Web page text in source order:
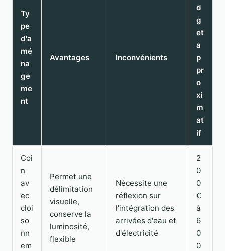
Ty
pe
d'a
mé
na
ge
me
nt
Avantages Inconvénients
d
g
et
a
p
pr
o
xi
m
at
if
Coi
n
av
ec
cloi
so
nn
em
Permet une
délimitation
visuelle,
conserve la
luminosité,
flexible
Nécessite une
réflexion sur
l'intégration des
arrivées d'eau et
d'électricité
2
0
0
€
à
6
0
0